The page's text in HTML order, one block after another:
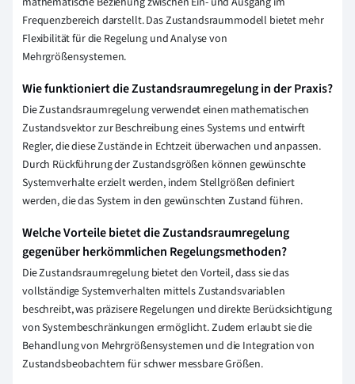
Frequenzbereich darstellt. Das Zustandsraummodell bietet mehr
Flexibilität für die Regelung und Analyse von
Mehrgrößensystemen.
Wie funktioniert die Zustandsraumregelung in der Praxis?
Die Zustandsraumregelung verwendet einen mathematischen
Zustandsvektor zur Beschreibung eines Systems und entwirft
Regler, die diese Zustände in Echtzeit überwachen und anpassen.
Durch Rückführung der Zustandsgrößen können gewünschte
Systemverhalte erzielt werden, indem Stellgrößen definiert
werden, die das System in den gewünschten Zustand führen.
Welche Vorteile bietet die Zustandsraumregelung
gegenüber herkömmlichen Regelungsmethoden?
Die Zustandsraumregelung bietet den Vorteil, dass sie das
vollständige Systemverhalten mittels Zustandsvariablen
beschreibt, was präzisere Regelungen und direkte Berücksichtigung
von Systembeschränkungen ermöglicht. Zudem erlaubt sie die
Behandlung von Mehrgrößensystemen und die Integration von
Zustandsbeobachtern für schwer messbare Größen.